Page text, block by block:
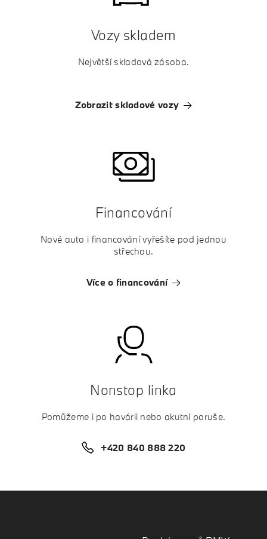
Vozy skladem
Největší skladová zásoba.
Zobrazit skladové vozy
Financování
Nové auto i financování vyřešíte pod jednou
střechou.
Více o financování
Nonstop linka
Pomůžeme i po havárii nebo akutní poruše.
+420 840 888 220